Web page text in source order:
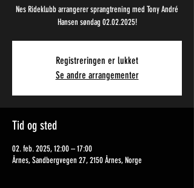
Nes Rideklubb arrangerer sprangtrening med Tony André
Hansen søndag 02.02.2025!
Registreringen er lukket
Se andre arrangementer
Tid og sted
02. feb. 2025, 12:00 – 17:00
Årnes, Sandbergvegen 27, 2150 Årnes, Norge